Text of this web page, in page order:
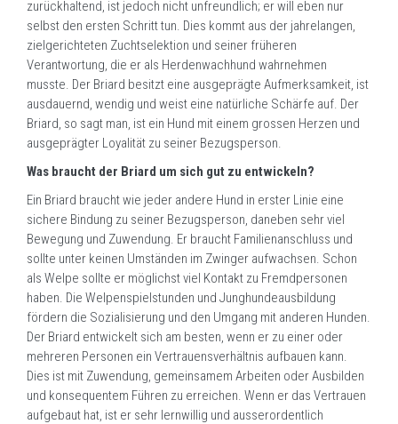
DOKUMENTE
LINKS
zurückhaltend, ist jedoch nicht unfreundlich; er will eben nur
selbst den ersten Schritt tun. Dies kommt aus der jahrelangen,
zielgerichteten Zuchtselektion und seiner früheren
Verantwortung, die er als Herdenwachhund wahrnehmen
musste. Der Briard besitzt eine ausgeprägte Aufmerksamkeit, ist
ausdauernd, wendig und weist eine natürliche Schärfe auf. Der
Briard, so sagt man, ist ein Hund mit einem grossen Herzen und
ausgeprägter Loyalität zu seiner Bezugsperson.
Was braucht der Briard um sich gut zu entwickeln?
Ein Briard braucht wie jeder andere Hund in erster Linie eine
sichere Bindung zu seiner Bezugsperson, daneben sehr viel
Bewegung und Zuwendung. Er braucht Familienanschluss und
sollte unter keinen Umständen im Zwinger aufwachsen. Schon
als Welpe sollte er möglichst viel Kontakt zu Fremdpersonen
haben. Die Welpenspielstunden und Junghundeausbildung
fördern die Sozialisierung und den Umgang mit anderen Hunden.
Der Briard entwickelt sich am besten, wenn er zu einer oder
mehreren Personen ein Vertrauensverhältnis aufbauen kann.
Dies ist mit Zuwendung, gemeinsamem Arbeiten oder Ausbilden
und konsequentem Führen zu erreichen. Wenn er das Vertrauen
aufgebaut hat, ist er sehr lernwillig und ausserordentlich